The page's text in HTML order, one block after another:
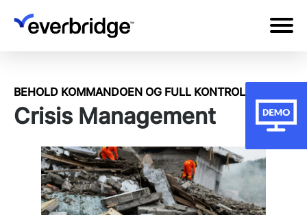
Skip
BEHOLD KOMMANDOEN OG FULL KONTROLL
Crisis Management